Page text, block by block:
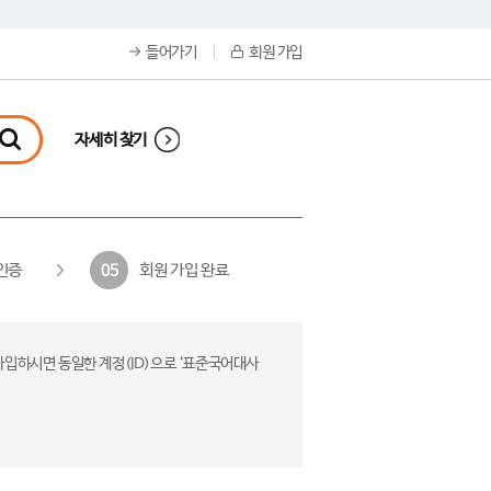
들어가기 회원 가입
자세히 찾기
증 05 회원 가입 완료
하시면 동일한 계정(ID)으로 ‘표준국어대사